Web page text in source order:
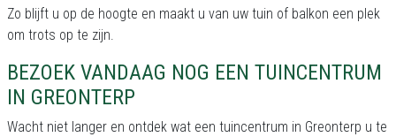
Zo blijft u op de hoogte en maakt u van uw tuin of balkon een plek
om trots op te zijn.
BEZOEK VANDAAG NOG EEN TUINCENTRUM
IN GREONTERP
Wacht niet langer en ontdek wat een tuincentrum in Greonterp u te